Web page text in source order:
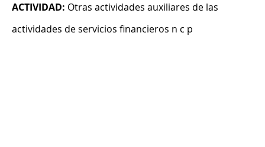
ACTIVIDAD: Otras actividades auxiliares de las
actividades de servicios financieros n c p